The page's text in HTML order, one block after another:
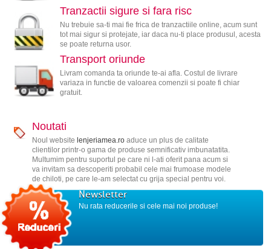
Tranzactii sigure si fara risc
Nu trebuie sa-ti mai fie frica de tranzactiile online, acum sunt
tot mai sigur si protejate, iar daca nu-ti place produsul, acesta
se poate returna usor.
Transport oriunde
Livram comanda ta oriunde te-ai afla. Costul de livrare
variaza in functie de valoarea comenzii si poate fi chiar
gratuit.
Noutati
Noul website lenjeriamea.roaduce un plus de calitate
clientilor printr-o gama de produse semnificativ imbunatatita.
Multumim pentru suportul pe care ni l-ati oferit pana acum si
va invitam sa descoperiti probabil cele mai frumoase modele
de chiloti, pe care le-am selectat cu grija special pentru voi.
Newsletter
Nu rata reducerile si cele mai noi produse!